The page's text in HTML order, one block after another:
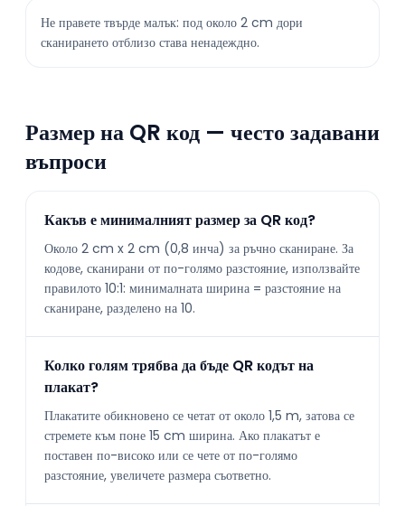
Не правете твърде малък: под около 2 cm дори
сканирането отблизо става ненадеждно.
Размер на QR код — често задавани
въпроси
Какъв е минималният размер за QR код?
Около 2 cm x 2 cm (0,8 инча) за ръчно сканиране. За
кодове, сканирани от по-голямо разстояние, използвайте
правилото 10:1: минималната ширина = разстояние на
сканиране, разделено на 10.
Колко голям трябва да бъде QR кодът на
плакат?
Плакатите обикновено се четат от около 1,5 m, затова се
стремете към поне 15 cm ширина. Ако плакатът е
поставен по-високо или се чете от по-голямо
разстояние, увеличете размера съответно.